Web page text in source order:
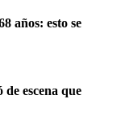
años: esto se
escena que